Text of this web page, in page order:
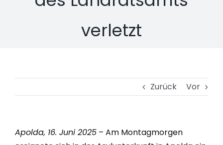
verletzt
Zurück Vor
Apolda, 16. Juni 2025– Am Montagmorgen